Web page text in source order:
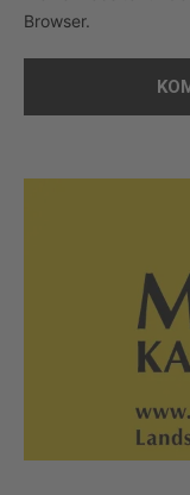
Browser.